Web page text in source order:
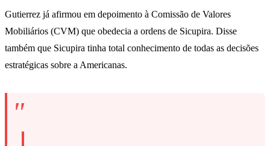
Gutierrez já afirmou em depoimento à Comissão de Valores
Mobiliários (CVM) que obedecia a ordens de Sicupira. Disse
também que Sicupira tinha total conhecimento de todas as decisões
estratégicas sobre a Americanas.